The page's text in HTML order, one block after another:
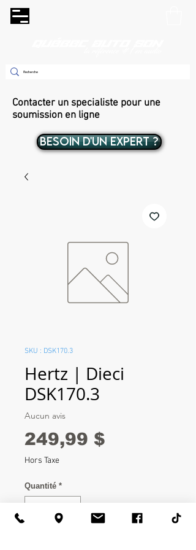
Contacter un specialiste pour une
soumission en ligne
BESOIN D'UN EXPERT ?
SKU : DSK170.3
Hertz | Dieci
DSK170.3
Aucun avis
249,99 $
Hors Taxe
Quantité *